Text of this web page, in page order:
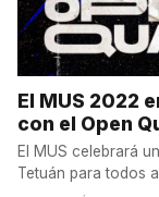
El MUS 2022
con el Open
El MUS celebrará
Tetuán para todos